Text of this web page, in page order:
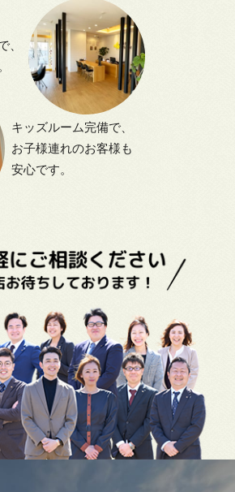
、
キッズルーム完備で、
お子様連れのお客様も
安心です。
円
円
円